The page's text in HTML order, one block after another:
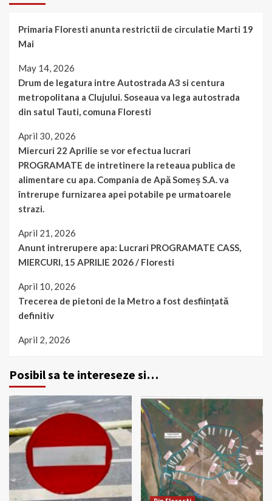
Primaria Floresti anunta restrictii de circulatie Marti 19
Mai
May 14, 2026
Drum de legatura intre Autostrada A3 si centura
metropolitana a Clujului. Soseaua va lega autostrada
din satul Tauti, comuna Floresti
April 30, 2026
Miercuri 22 Aprilie se vor efectua lucrari
PROGRAMATE de intretinere la reteaua publica de
alimentare cu apa. Compania de Apă Someș S.A. va
întrerupe furnizarea apei potabile pe urmatoarele
strazi.
April 21, 2026
Anunt intrerupere apa: Lucrari PROGRAMATE CASS,
MIERCURI, 15 APRILIE 2026 / Floresti
April 10, 2026
Trecerea de pietoni de la Metro a fost desființată
definitiv
April 2, 2026
Posibil sa te intereseze si…